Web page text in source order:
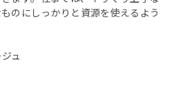
のにしっかりと資源を使えるよう
ュ